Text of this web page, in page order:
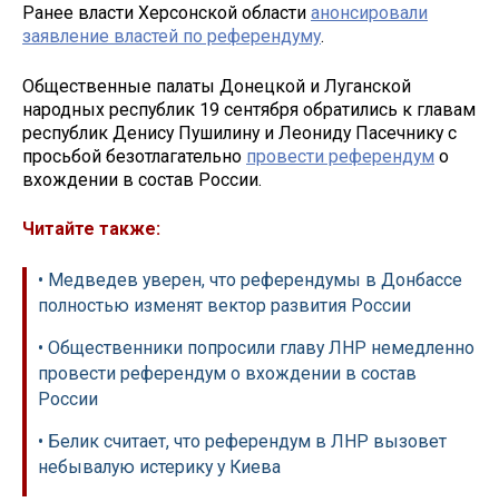
Ранее власти Херсонской области анонсировали
заявление властей по референдуму.
Общественные палаты Донецкой и Луганской
народных республик 19 сентября обратились к главам
республик Денису Пушилину и Леониду Пасечнику с
просьбой безотлагательно провести референдум о
вхождении в состав России.
Читайте также:
• Медведев уверен, что референдумы в Донбассе
полностью изменят вектор развития России
• Общественники попросили главу ЛНР немедленно
провести референдум о вхождении в состав
России
• Белик считает, что референдум в ЛНР вызовет
небывалую истерику у Киева